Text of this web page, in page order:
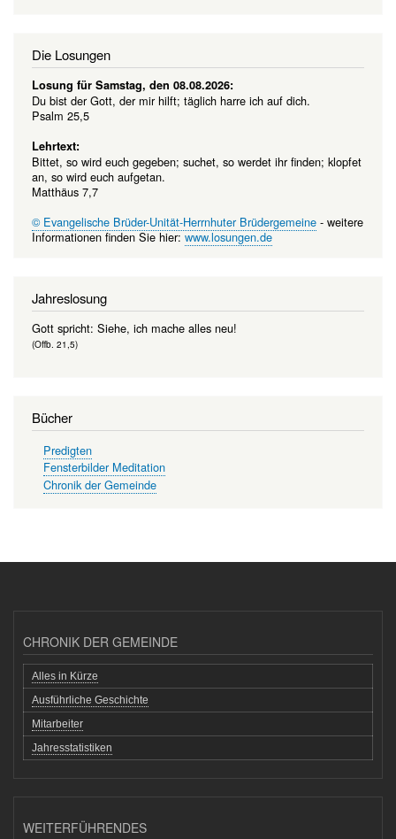
Die Losungen
Losung für Samstag, den 08.08.2026:
Du bist der Gott, der mir hilft; täglich harre ich auf dich.
Psalm 25,5
Lehrtext:
Bittet, so wird euch gegeben; suchet, so werdet ihr finden; klopfet
an, so wird euch aufgetan.
Matthäus 7,7
© Evangelische Brüder-Unität-Herrnhuter Brüdergemeine - weitere
Informationen finden Sie hier:www.losungen.de
Jahreslosung
Gott spricht: Siehe, ich mache alles neu!
(Offb. 21,5)
Bücher
Predigten
Fensterbilder Meditation
Chronik der Gemeinde
CHRONIK DER GEMEINDE
Alles in Kürze
Ausführliche Geschichte
Mitarbeiter
Jahresstatistiken
WEITERFÜHRENDES